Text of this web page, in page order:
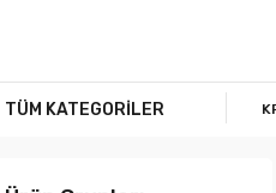
TÜM KATEGORİLER